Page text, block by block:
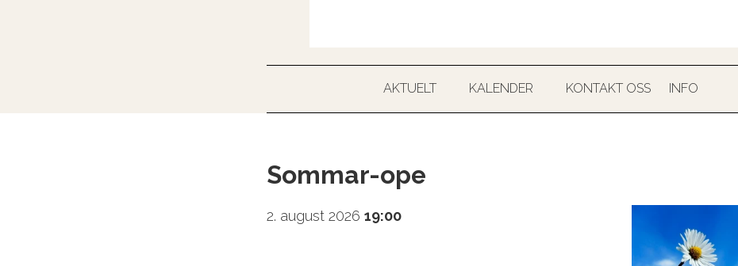
AKTUELT KALENDER KONTAKT OSS INFO
Sommar-ope
2. august 2026 19:00